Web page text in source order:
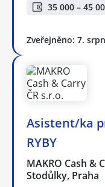
35 000 – 45
Zveřejněno: 7.
Asistent/ka
RYBY
MAKRO Cash &
Stodůlky, Praha